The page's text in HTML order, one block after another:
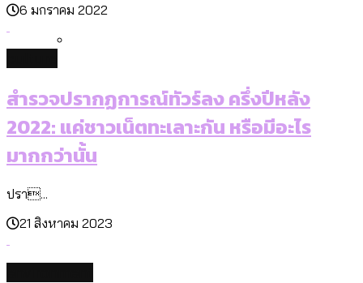
[ข้อมูลดิบ]
6 มกราคม 2022
สำรวจปรากฏการณ์ทัวร์ลง ครึ่งปีหลัง
2022: แค่ชาวเน็ตทะเลาะกัน หรือมีอะไร
มากกว่านั้น
ปรา...
21 สิงหาคม 2023